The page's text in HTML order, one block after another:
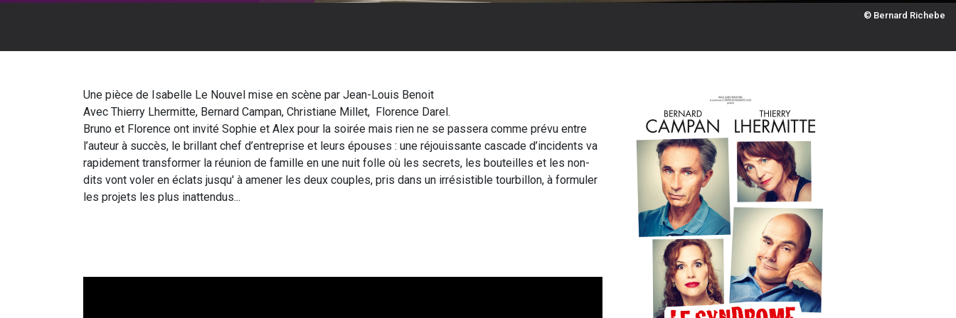
© Bernard Richebe
Une pièce de Isabelle Le Nouvel mise en scène par Jean-Louis Benoit
Avec Thierry Lhermitte, Bernard Campan, Christiane Millet, Florence Darel.
Bruno et Florence ont invité Sophie et Alex pour la soirée mais rien ne se passera comme prévu entre
l’auteur à succès, le brillant chef d’entreprise et leurs épouses : une réjouissante cascade d’incidents va
rapidement transformer la réunion de famille en une nuit folle où les secrets, les bouteilles et les non-
dits vont voler en éclats jusqu' à amener les deux couples, pris dans un irrésistible tourbillon, à formuler
les projets les plus inattendus...